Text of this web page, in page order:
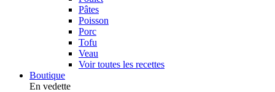
Pâtes
Poisson
Porc
Tofu
Veau
Voir toutes les recettes
Boutique
En vedette